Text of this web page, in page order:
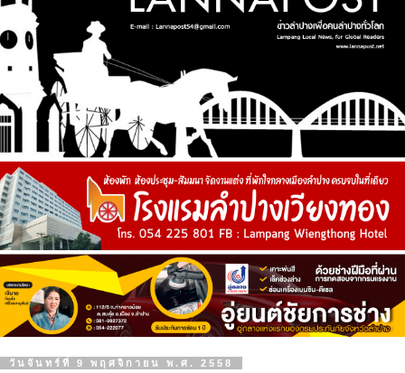
วันจันทร์ที่ 9 พฤศจิกายน พ.ศ. 2558